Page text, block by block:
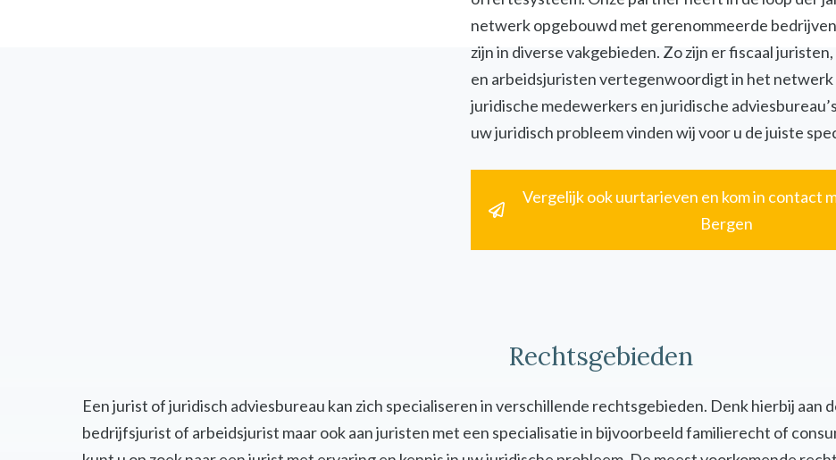
netwerk opgebouwd met gerenommeerde
zijn in diverse vakgebieden. Zo zijn er fiscaal
en arbeidsjuristen vertegenwoordigt in het netwerk
juridische medewerkers en juridische
uw juridisch probleem vinden wij voor u de juiste
Vergelijk ook uurtarieven en kom in contact
Bergen
Rechtsgebieden
Een jurist of juridisch adviesbureau kan zich specialiseren in verschillende rechtsgebieden. Denk hierbij aan
bedrijfsjurist of arbeidsjurist maar ook aan juristen met een specialisatie in bijvoorbeeld familierecht of